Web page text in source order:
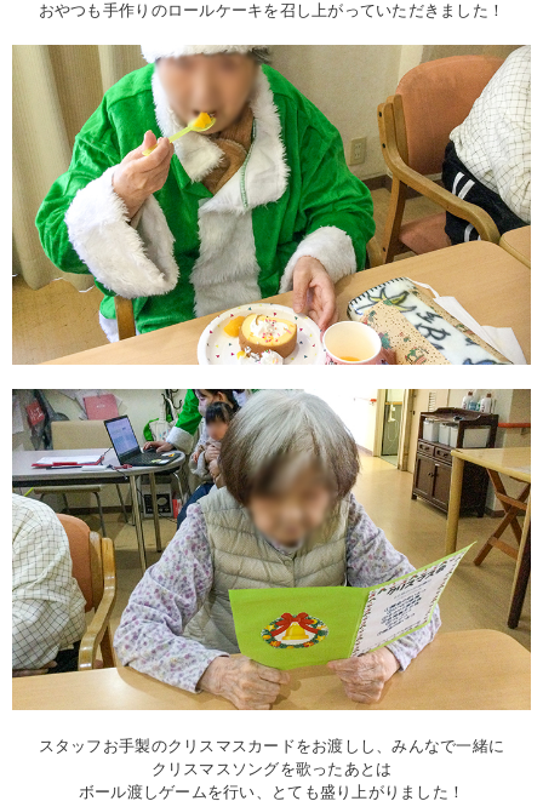
おやつも手作りのロールケーキを召し上がっていただきました！
スタッフお手製のクリスマスカードをお渡しし、みんなで一緒に
クリスマスソングを歌ったあとは
ボール渡しゲームを行い、とても盛り上がりました！